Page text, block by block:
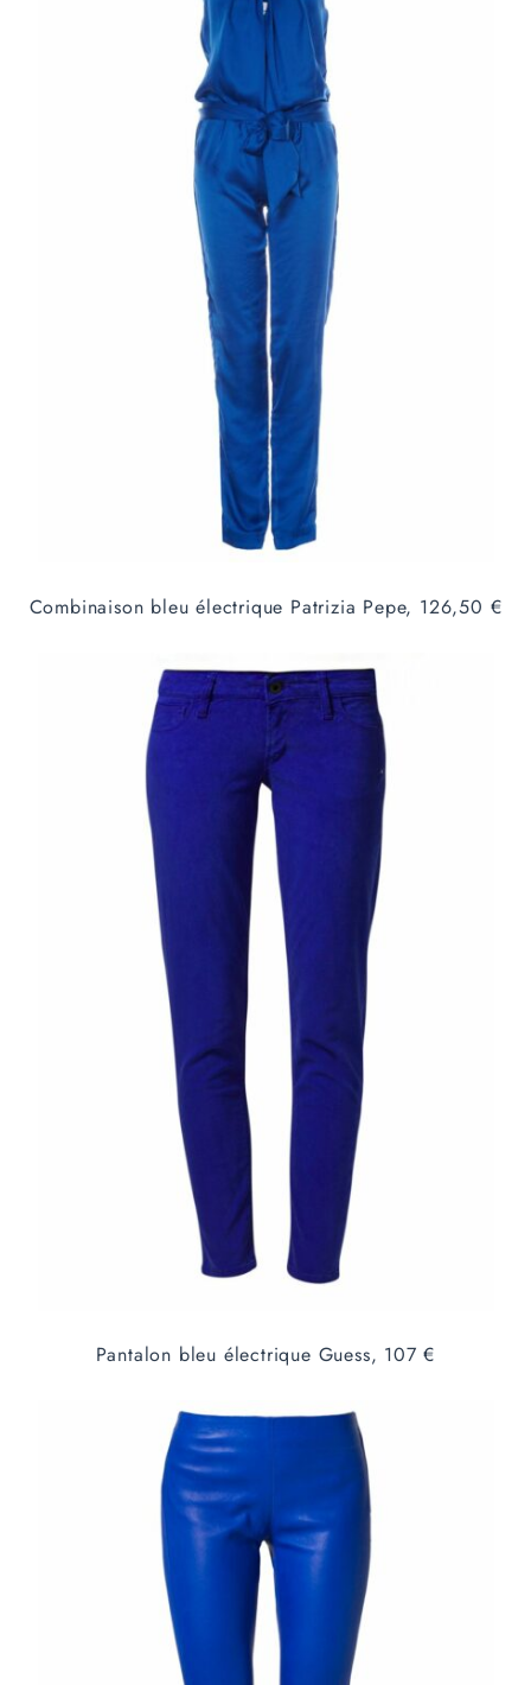
Combinaison bleu électrique Patrizia Pepe, 126,50 €
Pantalon bleu électrique Guess, 107 €